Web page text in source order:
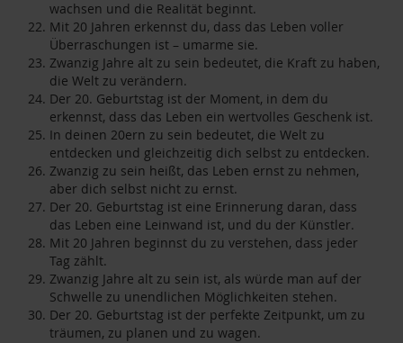
wachsen und die Realität beginnt.
Mit 20 Jahren erkennst du, dass das Leben voller
Überraschungen ist – umarme sie.
Zwanzig Jahre alt zu sein bedeutet, die Kraft zu haben,
die Welt zu verändern.
Der 20. Geburtstag ist der Moment, in dem du
erkennst, dass das Leben ein wertvolles Geschenk ist.
In deinen 20ern zu sein bedeutet, die Welt zu
entdecken und gleichzeitig dich selbst zu entdecken.
Zwanzig zu sein heißt, das Leben ernst zu nehmen,
aber dich selbst nicht zu ernst.
Der 20. Geburtstag ist eine Erinnerung daran, dass
das Leben eine Leinwand ist, und du der Künstler.
Mit 20 Jahren beginnst du zu verstehen, dass jeder
Tag zählt.
Zwanzig Jahre alt zu sein ist, als würde man auf der
Schwelle zu unendlichen Möglichkeiten stehen.
Der 20. Geburtstag ist der perfekte Zeitpunkt, um zu
träumen, zu planen und zu wagen.